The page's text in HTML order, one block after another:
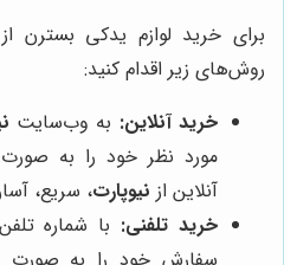
برای خرید لوازم یدکی بسترن از
روش‌های زیر اقدام کنید:
خرید آنلاین: به وب‌سایت
مورد نظر خود را به
آنلاین از نیوپارت، سریع،
خرید تلفنی: با شماره